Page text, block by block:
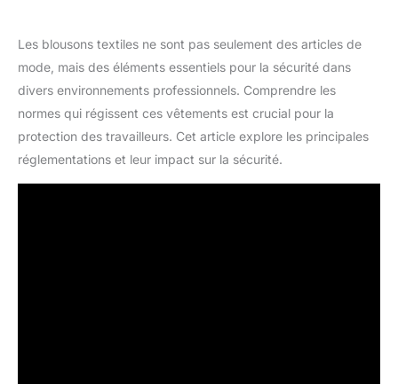
Les blousons textiles ne sont pas seulement des articles de
mode, mais des éléments essentiels pour la sécurité dans
divers environnements professionnels. Comprendre les
normes qui régissent ces vêtements est crucial pour la
protection des travailleurs. Cet article explore les principales
réglementations et leur impact sur la sécurité.